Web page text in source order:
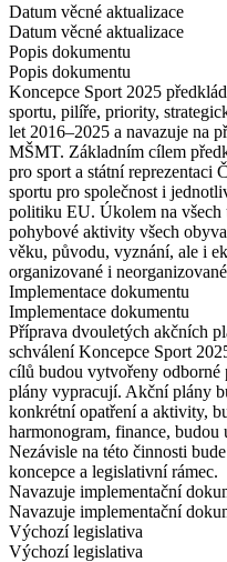
Datum věcné aktualizace
Datum věcné aktualizace
Popis dokumentu
Popis dokumentu
Koncepce Sport 2025
sportu, pilíře, priority,
let 2016–2025 a navazuje na
MŠMT. Základním cílem
pro sport a státní reprezentaci
sportu pro společnost i
politiku EU. Úkolem na
pohybové aktivity všech
věku, původu, vyznání, ale i
organizované i
Implementace dokumentu
Implementace dokumentu
Příprava dvouletých akčních
schválení Koncepce Sport
cílů budou vytvořeny
plány vypracují. Akční plány
konkrétní opatření a aktivity,
harmonogram, finance,
Nezávisle na této činnosti
koncepce a legislativní rámec.
Navazuje implementační
Navazuje implementační
Výchozí legislativa
Výchozí legislativa